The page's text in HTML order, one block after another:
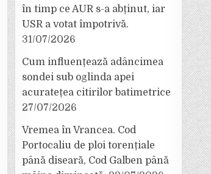
în timp ce AUR s-a abținut, iar
USR a votat împotrivă.
31/07/2026
Cum influențează adâncimea
sondei sub oglinda apei
acuratețea citirilor batimetrice
27/07/2026
Vremea în Vrancea. Cod
Portocaliu de ploi torențiale
până diseară, Cod Galben până